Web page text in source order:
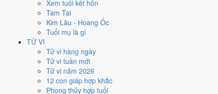
Xem tuổi kết hôn
Tam Tai
Kim Lâu - Hoang Ốc
Tuổi mụ là gì
TỬ VI
Tử vi hàng ngày
Tử vi tuần mới
Tử vi năm 2026
12 con giáp hợp khắc
Phong thủy hợp tuổi
Mậu Tuất
Ngày Nhâm Thân có Trực Khai (ngày khai mở, bắt đầu mới) và gặp
Kim Quỹ hoàng đạo. Điểm trung bình 7 việc chính